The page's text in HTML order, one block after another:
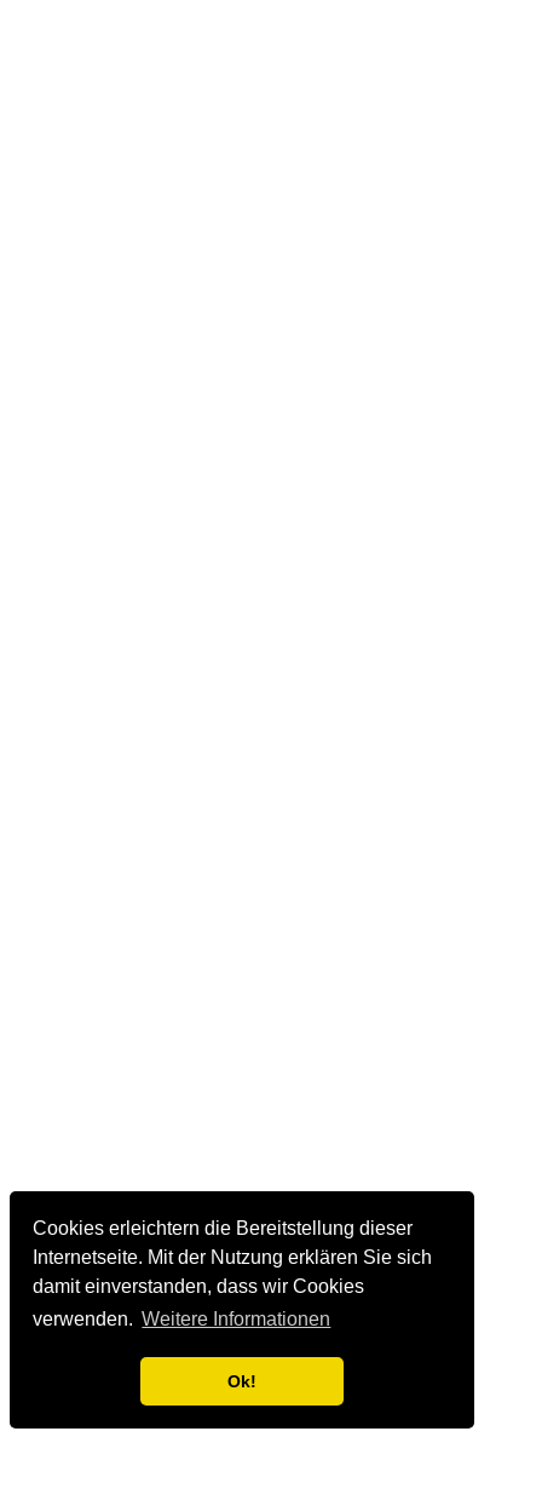
Cookies erleichtern die Bereitstellung dieser
Internetseite. Mit der Nutzung erklären Sie sich
damit einverstanden, dass wir Cookies
verwenden. Weitere Informationen
Ok!